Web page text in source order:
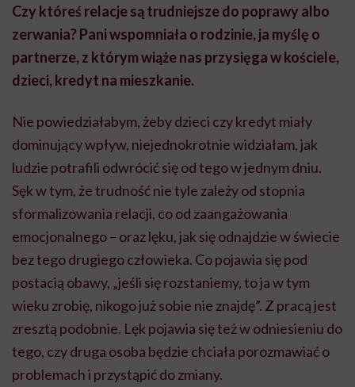
Czy któreś relacje są trudniejsze do poprawy albo
zerwania? Pani wspomniała o rodzinie, ja myślę o
partnerze, z którym wiąże nas przysięga w kościele,
dzieci, kredyt na mieszkanie.
Nie powiedziałabym, żeby dzieci czy kredyt miały
dominujący wpływ, niejednokrotnie widziałam, jak
ludzie potrafili odwrócić się od tego w jednym dniu.
Sęk w tym, że trudność nie tyle zależy od stopnia
sformalizowania relacji, co od zaangażowania
emocjonalnego – oraz lęku, jak się odnajdzie w świecie
bez tego drugiego człowieka. Co pojawia się pod
postacią obawy, „jeśli się rozstaniemy, to ja w tym
wieku zrobię, nikogo już sobie nie znajdę”. Z pracą jest
zresztą podobnie. Lęk pojawia się też w odniesieniu do
tego, czy druga osoba będzie chciała porozmawiać o
problemach i przystąpić do zmiany.